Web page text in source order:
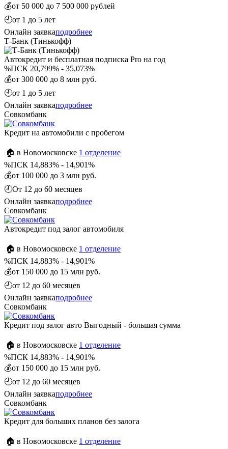
💰от 50 000 до 7 500 000 рублей
🕘от 1 до 5 лет
Онлайн заявкаподробнее
Т-Банк (Тинькофф)
Автокредит и бесплатная подписка Pro на год
%ПСК 20,799% - 35,073%
💰от 300 000 до 8 млн руб.
🕘от 1 до 5 лет
Онлайн заявкаподробнее
Совкомбанк
Кредит на автомобили с пробегом
🏠 в Новомосковске 1 отделение
%ПСК 14,883% - 14,901%
💰от 100 000 до 3 млн руб.
🕘От 12 до 60 месяцев
Онлайн заявкаподробнее
Совкомбанк
Автокредит под залог автомобиля
🏠 в Новомосковске 1 отделение
%ПСК 14,883% - 14,901%
💰от 150 000 до 15 млн руб.
🕘от 12 до 60 месяцев
Онлайн заявкаподробнее
Совкомбанк
Кредит под залог авто Выгодный - большая сумма
🏠 в Новомосковске 1 отделение
%ПСК 14,883% - 14,901%
💰от 150 000 до 15 млн руб.
🕘от 12 до 60 месяцев
Онлайн заявкаподробнее
Совкомбанк
Кредит для больших планов без залога
🏠 в Новомосковске 1 отделение